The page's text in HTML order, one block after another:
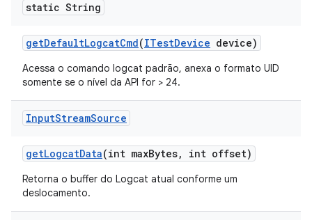
static String
getDefaultLogcatCmd(ITestDevice device)
Acessa o comando logcat padrão, anexa o formato UID
somente se o nível da API for > 24.
InputStreamSource
getLogcatData(int maxBytes, int offset)
Retorna o buffer do Logcat atual conforme um
deslocamento.